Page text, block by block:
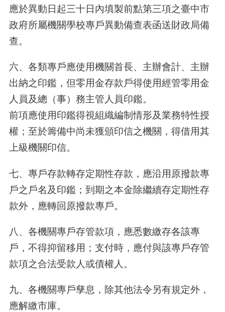
應於異動日起三十日內填製前點第三項之臺中市
政府所屬機關學校專戶異動備查表函送財政局備
查。
六、各類專戶應使用機關首長、主辦會計、主辦
出納之印鑑，但零用金存款戶得使用經管零用金
人員及總（事）務主管人員印鑑。
前項應使用印鑑得視組織編制情形及業務特性授
權；至於籌備中尚未獲頒印信之機關，得借用其
上級機關印信。
七、專戶存款轉存定期性存款，應沿用原撥款專
戶之戶名及印鑑；到期之本金除繼續存定期性存
款外，應轉回原撥款專戶。
八、各機關專戶存管款項，應悉數繳存各該專
戶，不得抑留移用；支付時，應付與該專戶存管
款項之合法受款人或債權人。
九、各機關專戶孳息，除其他法令另有規定外，
應解繳市庫。